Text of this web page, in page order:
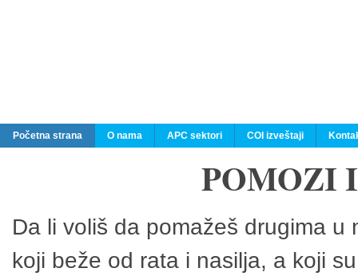
Početna strana O nama APC sektori COI izveštaji
POMOZI
Da li voliš da pomažeš drugima
koji beže od rata i nasilja, a koji